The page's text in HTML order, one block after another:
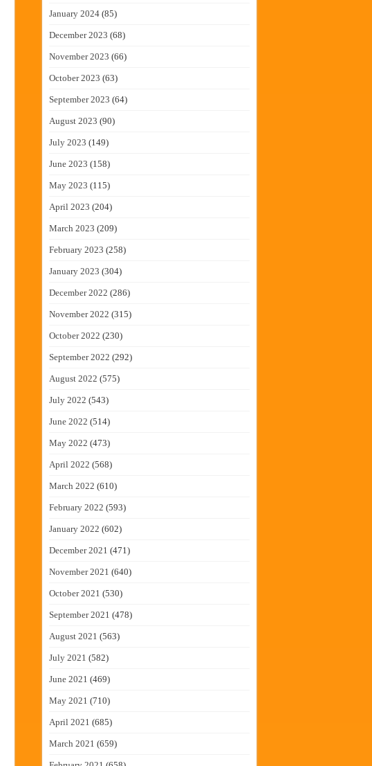
January 2024 (85)
December 2023 (68)
November 2023 (66)
October 2023 (63)
September 2023 (64)
August 2023 (90)
July 2023 (149)
June 2023 (158)
May 2023 (115)
April 2023 (204)
March 2023 (209)
February 2023 (258)
January 2023 (304)
December 2022 (286)
November 2022 (315)
October 2022 (230)
September 2022 (292)
August 2022 (575)
July 2022 (543)
June 2022 (514)
May 2022 (473)
April 2022 (568)
March 2022 (610)
February 2022 (593)
January 2022 (602)
December 2021 (471)
November 2021 (640)
October 2021 (530)
September 2021 (478)
August 2021 (563)
July 2021 (582)
June 2021 (469)
May 2021 (710)
April 2021 (685)
March 2021 (659)